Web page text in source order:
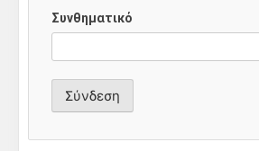
Συνθηματικό